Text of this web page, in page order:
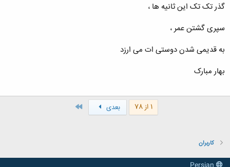
گذر تک تک این ثانیه ها ،
سپری گشتن عمر ،
به قدیمی شدن دوستی ات می ارزد
بهار مبارک
1 از 78 بعدی
کاربران